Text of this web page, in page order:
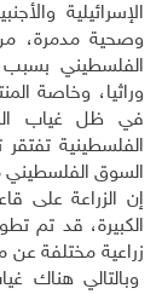
الإسرائيلية
وصحية مدمرة، من
الفلسطيني بسبب
وراثيا، وخاصة
في ظل غياب
الفلسطينية
السوق الفلسطيني
إن الزراعة على
الكبيرة، قد تم
زراعية مختلفة عن
وبالتالي هناك